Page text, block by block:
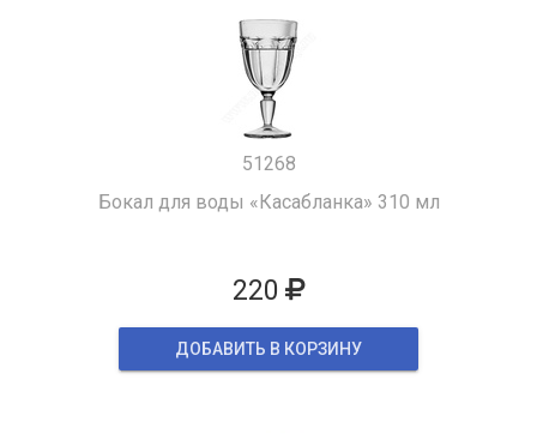
51268
Бокал для воды «Касабланка» 310 мл
220
ДОБАВИТЬ В КОРЗИНУ